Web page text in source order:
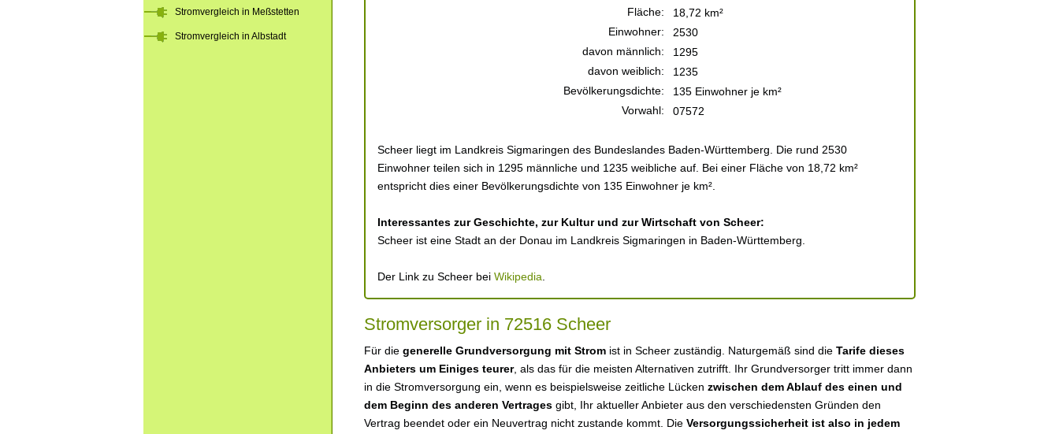
Fläche:
18,72 km²
Einwohner:
2530
davon männlich:
1295
davon weiblich:
1235
Bevölkerungsdichte:
135 Einwohner je km²
Vorwahl:
07572
Scheer liegt im Landkreis Sigmaringen des Bundeslandes Baden-Württemberg. Die rund 2530
Einwohner teilen sich in 1295 männliche und 1235 weibliche auf. Bei einer Fläche von 18,72 km²
entspricht dies einer Bevölkerungsdichte von 135 Einwohner je km².
Interessantes zur Geschichte, zur Kultur und zur Wirtschaft von Scheer:
Scheer ist eine Stadt an der Donau im Landkreis Sigmaringen in Baden-Württemberg.
Der Link zu Scheer bei Wikipedia
Stromversorger in 72516 Scheer
Für die generelle Grundversorgung mit Strom ist in Scheer zuständig. Naturgemäß sind die Tarife dieses
Anbieters um Einiges teurer, als das für die meisten Alternativen zutrifft. Ihr Grundversorger tritt immer dann
in die Stromversorgung ein, wenn es beispielsweise zeitliche Lücken zwischen dem Ablauf des einen und
dem Beginn des anderen Vertrages gibt, Ihr aktueller Anbieter aus den verschiedensten Gründen den
Vertrag beendet oder ein Neuvertrag nicht zustande kommt. Die Versorgungssicherheit ist also in jedem
Stromvergleich in Meßstetten
Stromvergleich in Albstadt